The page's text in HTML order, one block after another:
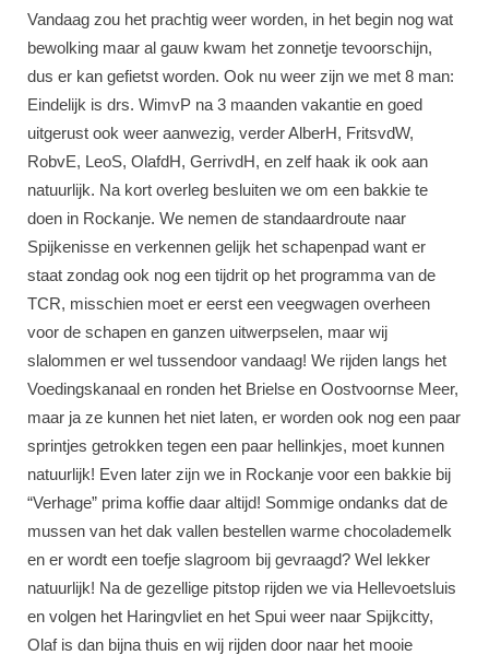
Vandaag zou het prachtig weer worden, in het begin nog wat
bewolking maar al gauw kwam het zonnetje tevoorschijn,
dus er kan gefietst worden. Ook nu weer zijn we met 8 man:
Eindelijk is drs. WimvP na 3 maanden vakantie en goed
uitgerust ook weer aanwezig, verder AlberH, FritsvdW,
RobvE, LeoS, OlafdH, GerrivdH, en zelf haak ik ook aan
natuurlijk. Na kort overleg besluiten we om een bakkie te
doen in Rockanje. We nemen de standaardroute naar
Spijkenisse en verkennen gelijk het schapenpad want er
staat zondag ook nog een tijdrit op het programma van de
TCR, misschien moet er eerst een veegwagen overheen
voor de schapen en ganzen uitwerpselen, maar wij
slalommen er wel tussendoor vandaag! We rijden langs het
Voedingskanaal en ronden het Brielse en Oostvoornse Meer,
maar ja ze kunnen het niet laten, er worden ook nog een paar
sprintjes getrokken tegen een paar hellinkjes, moet kunnen
natuurlijk! Even later zijn we in Rockanje voor een bakkie bij
“Verhage” prima koffie daar altijd! Sommige ondanks dat de
mussen van het dak vallen bestellen warme chocolademelk
en er wordt een toefje slagroom bij gevraagd? Wel lekker
natuurlijk! Na de gezellige pitstop rijden we via Hellevoetsluis
en volgen het Haringvliet en het Spui weer naar Spijkcitty,
Olaf is dan bijna thuis en wij rijden door naar het mooie